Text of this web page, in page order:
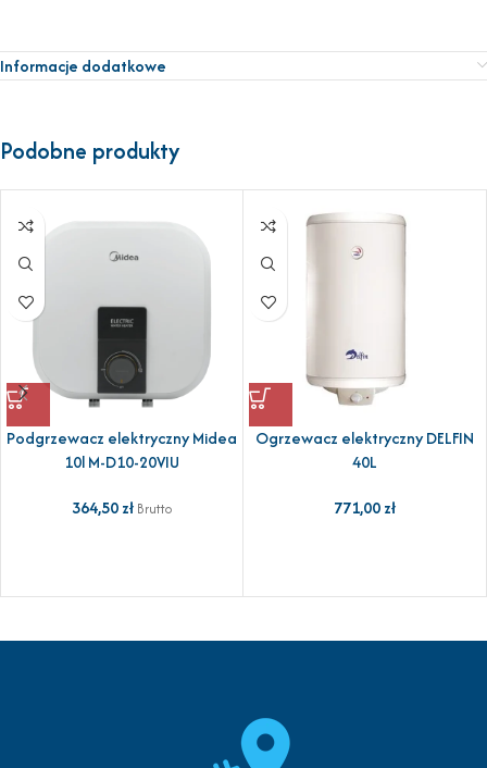
Informacje dodatkowe
Podobne produkty
Podgrzewacz elektryczny Midea
10l M-D10-20VIU
364,50zł Brutto
Ogrzewacz elektryczny DELFIN
40L
771,00zł